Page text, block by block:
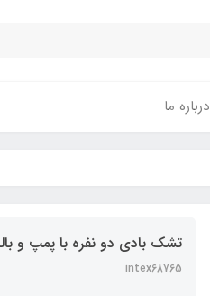
درباره ما
تشک بادی دو نفره با پمپ و
intex68765